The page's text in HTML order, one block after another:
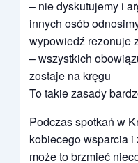
– nie dyskutujemy i
innych osób
wypowiedź rezonuje
– wszystkich
zostaje na kręgu
To takie zasady
Podczas spotkań w
kobiecego wsparcia
może to brzmieć